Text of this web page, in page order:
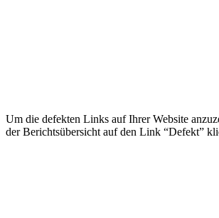
Um die defekten Links auf Ihrer Website
der Berichtsübersicht auf den Link “Defekt”